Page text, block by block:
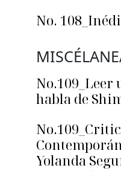
No.
No.109_Leer
habla de
Yolanda